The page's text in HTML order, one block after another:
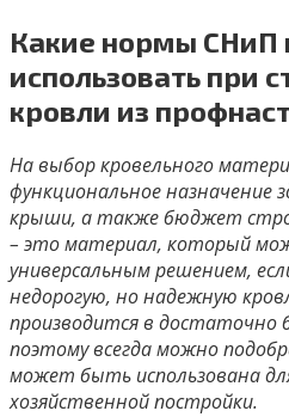
Какие нормы СНиП
использовать при
кровли из
На выбор кровельного
функциональное назначение
крыши, а также бюджет
– это материал, который
универсальным решением,
недорогую, но надежную
производится в
поэтому всегда можно
может быть использована
хозяйственной постройки.